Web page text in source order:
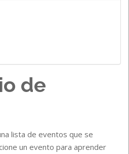
de
lista de eventos que se
un evento para aprender